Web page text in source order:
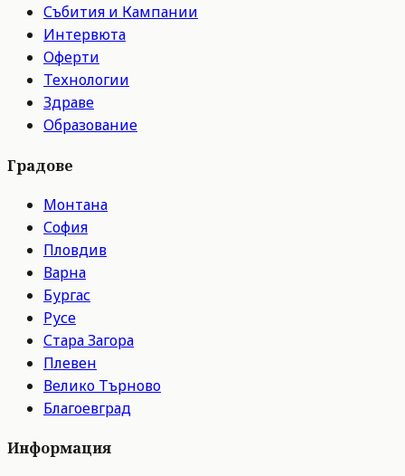
Събития и Кампании
Интервюта
Оферти
Технологии
Здраве
Образование
Градове
Монтана
София
Пловдив
Варна
Бургас
Русе
Стара Загора
Плевен
Велико Търново
Благоевград
Информация